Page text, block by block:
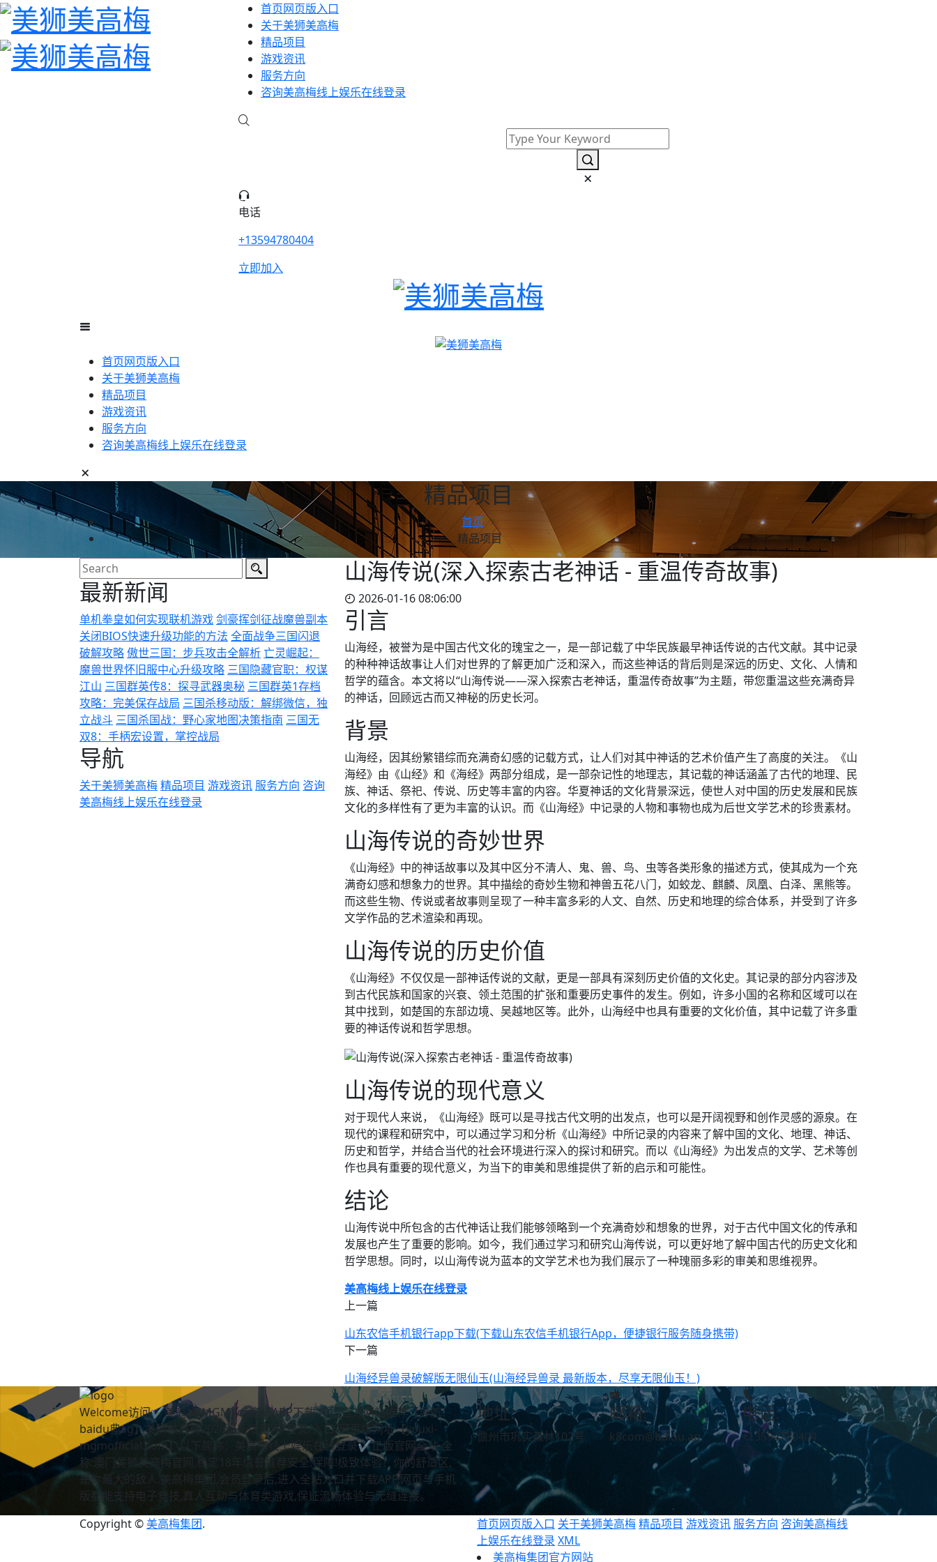
首页网页版入口
关于美狮美高梅
精品项目
游戏资讯
服务方向
咨询美高梅线上娱乐在线登录
电话
+13594780404
立即加入
首页网页版入口
关于美狮美高梅
精品项目
游戏资讯
服务方向
咨询美高梅线上娱乐在线登录
精品项目
首页
精品项目
最新新闻
单机拳皇如何实现联机游戏剑豪挥剑征战魔兽副本
关闭BIOS快速升级功能的方法 全面战争三国闪退
破解攻略傲世三国：步兵攻击全解析亡灵崛起：
魔兽世界怀旧服中心升级攻略 三国隐藏官职：权谋
江山 三国群英传8：探寻武器奥秘 三国群英1存档
攻略：完美保存战局 三国杀移动版：解绑微信，独
立战斗 三国杀国战：野心家地图决策指南 三国无
双8：手柄宏设置，掌控战局
导航
关于美狮美高梅精品项目 游戏资讯 服务方向 咨询
美高梅线上娱乐在线登录
山海传说(深入探索古老神话 - 重温传奇故事)
2026-01-16 08:06:00
引言
山海经，被誉为是中国古代文化的瑰宝之一，是一部记载了中华民族最早神话传说的古代文献。其中记录
的种种神话故事让人们对世界的了解更加广泛和深入，而这些神话的背后则是深远的历史、文化、人情和
哲学的蕴含。本文将以“山海传说——深入探索古老神话，重温传奇故事”为主题，带您重温这些充满奇异
的神话，回顾远古而又神秘的历史长河。
背景
山海经，因其纷繁错综而充满奇幻感的记载方式，让人们对其中神话的艺术价值产生了高度的关注。《山
海经》由《山经》和《海经》两部分组成，是一部杂记性的地理志，其记载的神话涵盖了古代的地理、民
族、神话、祭祀、传说、历史等丰富的内容。华夏神话的文化背景深远，使世人对中国的历史发展和民族
文化的多样性有了更为丰富的认识。而《山海经》中记录的人物和事物也成为后世文学艺术的珍贵素材。
山海传说的奇妙世界
《山海经》中的神话故事以及其中区分不清人、鬼、兽、鸟、虫等各类形象的描述方式，使其成为一个充
满奇幻感和想象力的世界。其中描绘的奇妙生物和神兽五花八门，如蛟龙、麒麟、凤凰、白泽、黑熊等。
而这些生物、传说或者故事则呈现了一种丰富多彩的人文、自然、历史和地理的综合体系，并受到了许多
文学作品的艺术渲染和再现。
山海传说的历史价值
《山海经》不仅仅是一部神话传说的文献，更是一部具有深刻历史价值的文化史。其记录的部分内容涉及
到古代民族和国家的兴衰、领土范围的扩张和重要历史事件的发生。例如，许多小国的名称和区域可以在
其中找到，如楚国的东部边境、吴越地区等。此外，山海经中也具有重要的文化价值，其中记载了许多重
要的神话传说和哲学思想。
山海传说的现代意义
对于现代人来说，《山海经》既可以是寻找古代文明的出发点，也可以是开阔视野和创作灵感的源泉。在
现代的课程和研究中，可以通过学习和分析《山海经》中所记录的内容来了解中国的文化、地理、神话、
历史和哲学，并结合当代的社会环境进行深入的探讨和研究。而以《山海经》为出发点的文学、艺术等创
作也具有重要的现代意义，为当下的审美和思维提供了新的启示和可能性。
结论
山海传说中所包含的古代神话让我们能够领略到一个充满奇妙和想象的世界，对于古代中国文化的传承和
发展也产生了重要的影响。如今，我们通过学习和研究山海传说，可以更好地了解中国古代的历史文化和
哲学思想。同时，以山海传说为蓝本的文学艺术也为我们展示了一种瑰丽多彩的审美和思维视界。
美高梅线上娱乐在线登录
上一篇
山东农信手机银行app下载(下载山东农信手机银行App，便捷银行服务随身携带)
下一篇
山海经异兽录破解版无限仙玉(山海经异兽录 最新版本，尽享无限仙玉！)
Welcome访问✔美高梅(MGM)ios安卓APP下载-中国官方网站推荐【导航：
baidu典ag】美狮美高梅2026最新版官网/登录/入口/网页版网址【youxi-
mgmofficial.com】以下简称：美高梅线上娱乐在线登录✔正版官网全站,全
称:澳门美狮美高梅官网,稳定18年信誉推荐安全.保障!极致体验！你的舒适区,
是你最大的敌人.美高梅集团,会员登录后,进入全站入口并下载APP,网页与手机
版都能支持电子竞技,真人互动与体育类游戏,保证流畅体验与无缝连接。
地址:
儋州市巩实森林102号
邮箱:
k8com@baidu.ag
电话:
+13594780404
Copyright ©美高梅集团. 首页网页版入口 关于美狮美高梅精品项目 游戏资讯服务方向 咨询美高梅线
上娱乐在线登录 XML
美高梅集团官方网站